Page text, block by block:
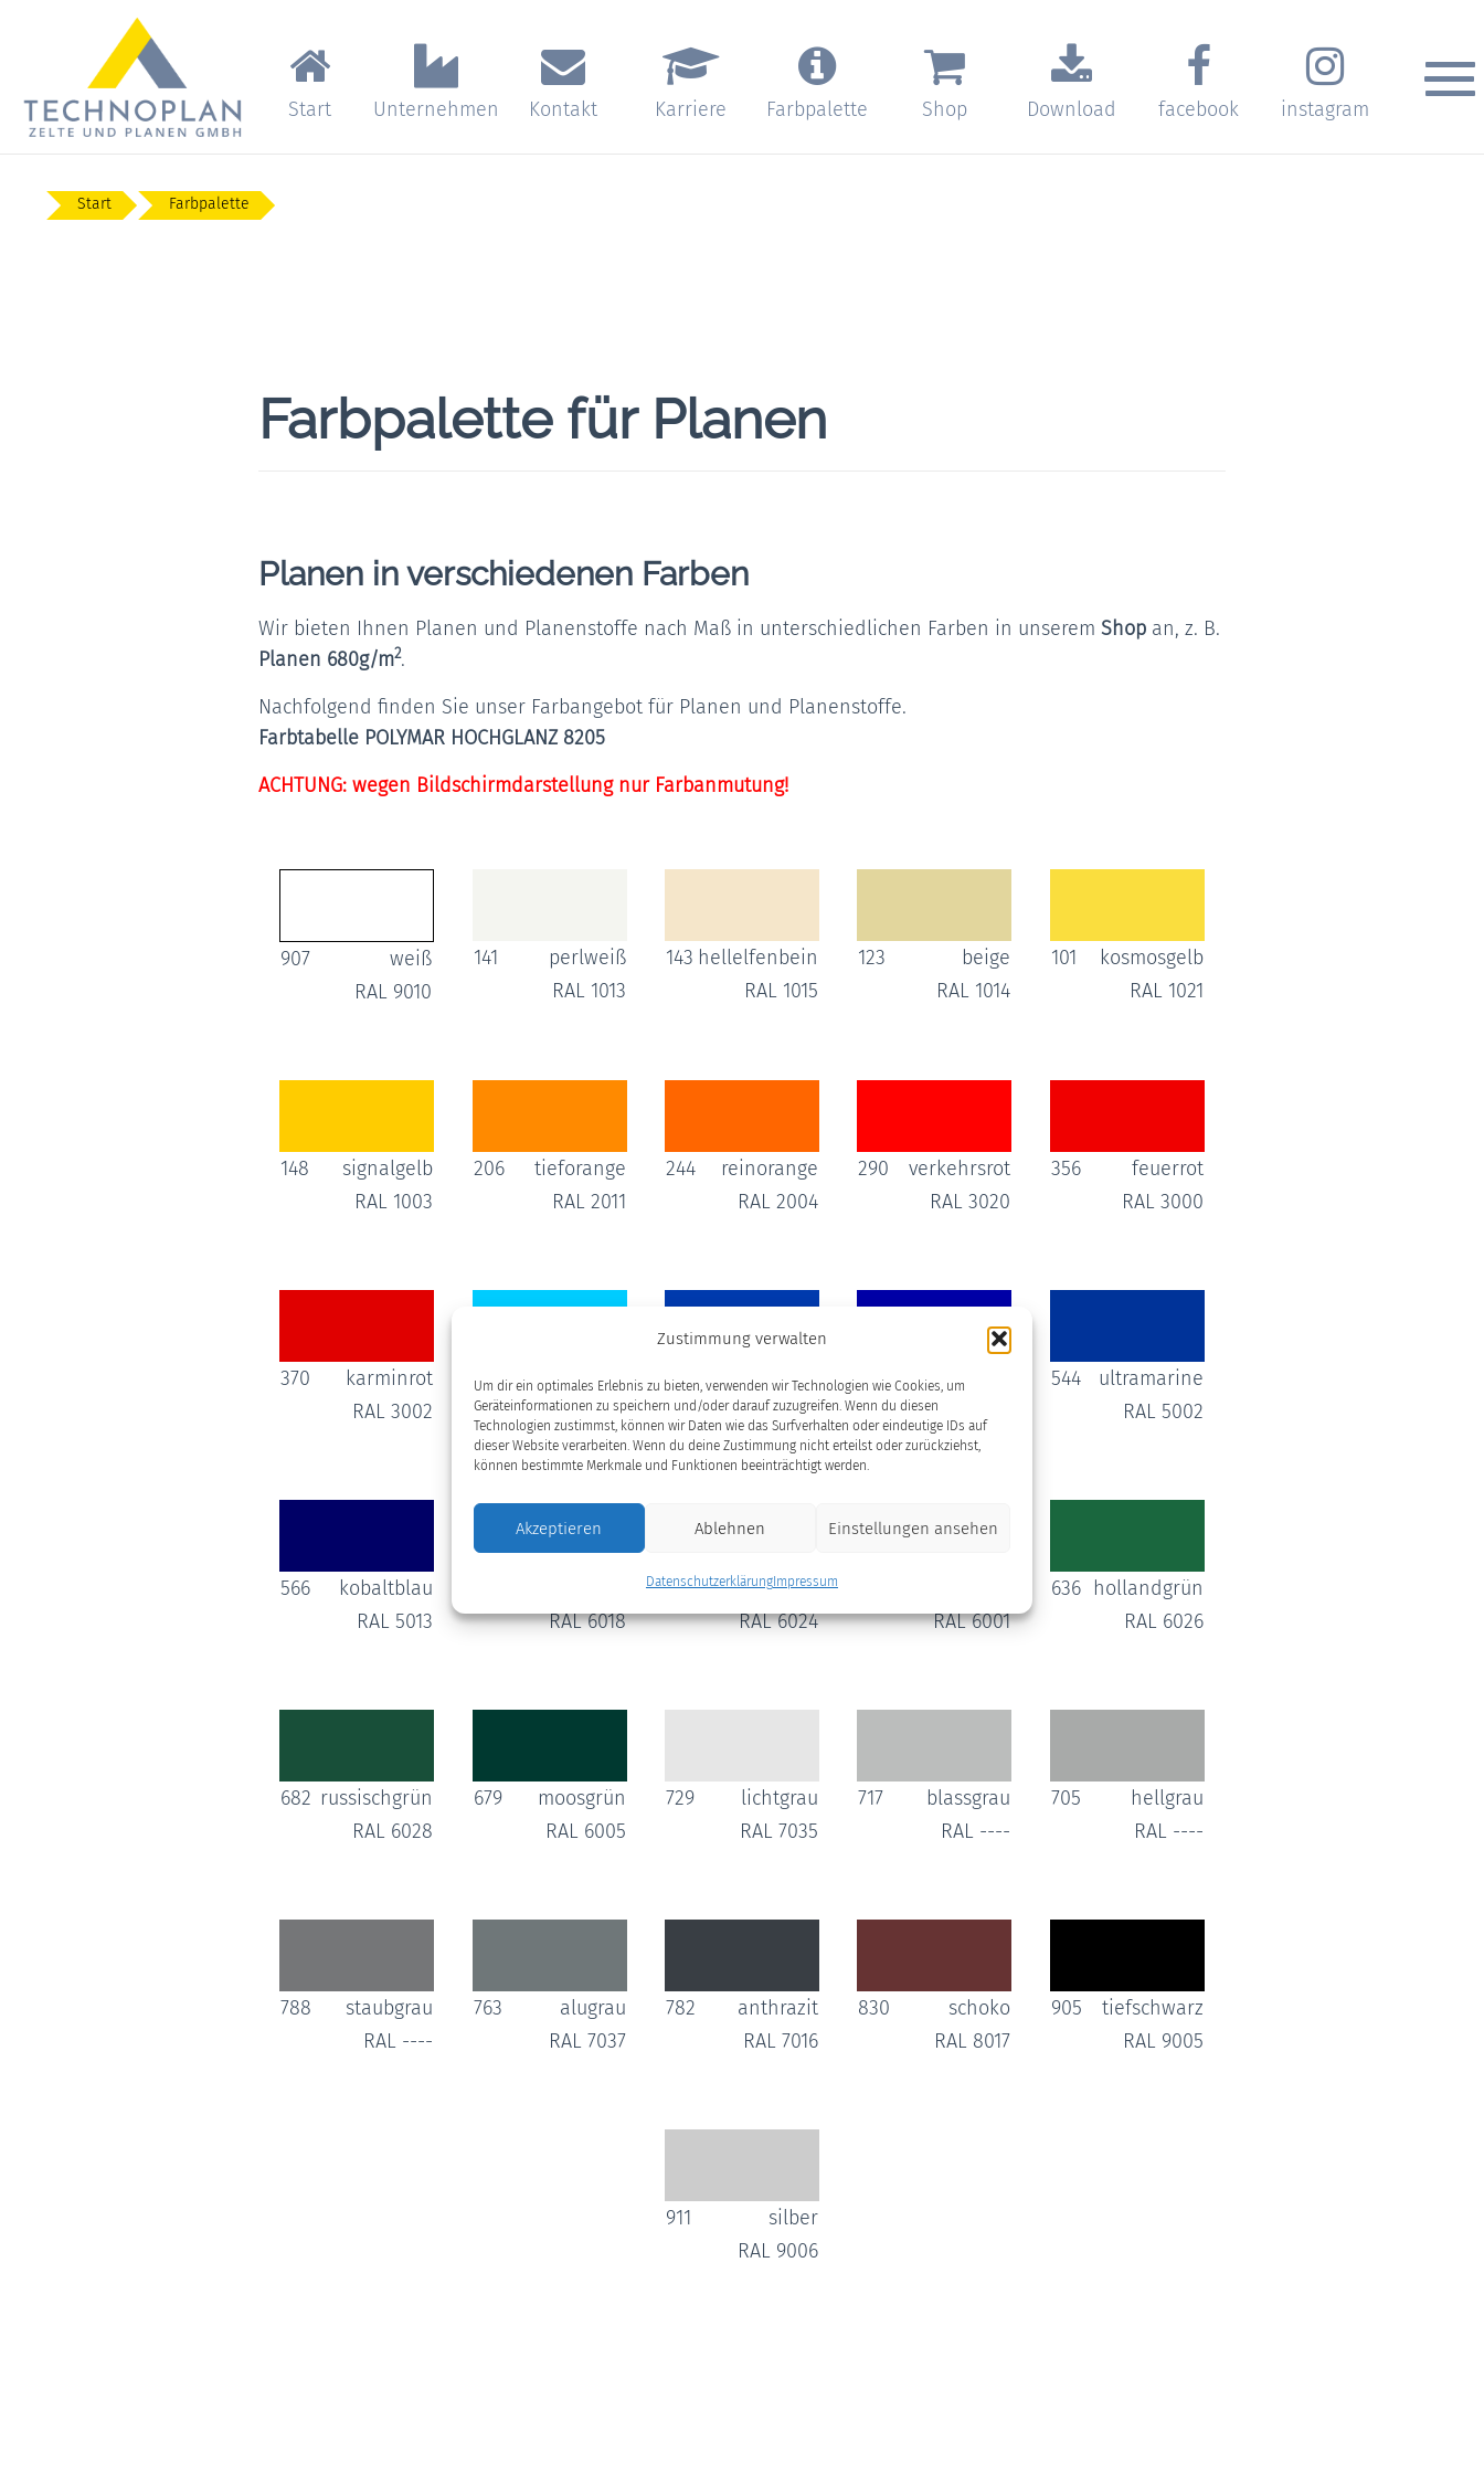
Zustimmung verwalten
Um dir ein optimales Erlebnis zu bieten, verwenden wir Technologien wie Cookies, um
Geräteinformationen zu speichern und/oder darauf zuzugreifen. Wenn du diesen
Technologien zustimmst, können wir Daten wie das Surfverhalten oder eindeutige IDs auf
dieser Website verarbeiten. Wenn du deine Zustimmung nicht erteilst oder zurückziehst,
können bestimmte Merkmale und Funktionen beeinträchtigt werden.
Akzeptieren Ablehnen Einstellungen ansehen
DatenschutzerklärungImpressum
Start Unternehmen Kontakt Karriere Farbpalette Shop Download facebook instagram
Start Farbpalette
Farbpalette für Planen
Planen in verschiedenen Farben
Wir bieten Ihnen Planen und Planenstoffe nach Maß in unterschiedlichen Farben in unserem Shop an, z. B.
Planen 680g/m2.
Nachfolgend finden Sie unser Farbangebot für Planen und Planenstoffe.
Farbtabelle POLYMAR HOCHGLANZ 8205
ACHTUNG: wegen Bildschirmdarstellung nur Farbanmutung!
907
weiß
RAL 9010
141
perlweiß
RAL 1013
143 hellelfenbein
RAL 1015
123
beige
RAL 1014
101
kosmosgelb
RAL 1021
148
signalgelb
RAL 1003
206
tieforange
RAL 2011
244
reinorange
RAL 2004
290
verkehrsrot
RAL 3020
356
feuerrot
RAL 3000
370
karminrot
RAL 3002
549
lichtblau
RAL 5012
543
königsblau
RAL ----
537
enzianblau
RAL 5010
544
ultramarine
RAL 5002
566
kobaltblau
RAL 5013
RAL 6018
602verkehrsgrün
RAL 6024
RAL 6001
636
hollandgrün
RAL 6026
682 russischgrün
RAL 6028
679
moosgrün
RAL 6005
729
lichtgrau
RAL 7035
717
blassgrau
RAL ----
705
hellgrau
RAL ----
788
staubgrau
RAL ----
763
alugrau
RAL 7037
782
anthrazit
RAL 7016
830
schoko
RAL 8017
905
tiefschwarz
RAL 9005
911
silber
RAL 9006